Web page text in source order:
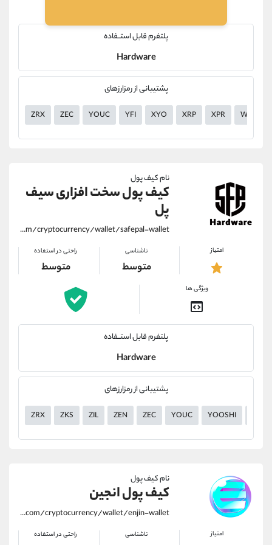
پلتفرم قابل استــفاده
Hardware
پشتیبانی از رمزارزهای
ZRX ZEC YOUC YFI XYO XRP XPR WILD
نام کیف پول
کیف پول سخت افزاری سیف
پل
https://alirezamehrabi.com/cryptocurrency/wallet/safepal-wallet
امتیاز ناشناسی
متوسط
راحتی در استفاده
متوسط
ویژگی ها
پلتفرم قابل استــفاده
Hardware
پشتیبانی از رمزارزهای
ZRX ZKS ZIL ZEN ZEC YOUC YOOSHI
نام کیف پول
کیف پول انجین
https://alirezamehrabi.com/cryptocurrency/wallet/enjin-wallet
امتیاز ناشناسی راحتی در استفاده